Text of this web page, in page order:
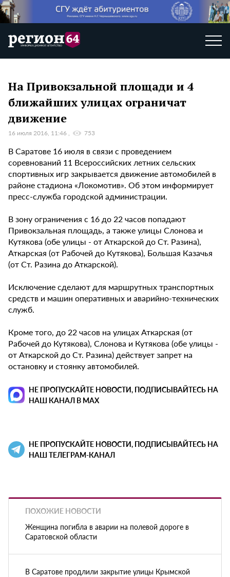
На Привокзальной площади и 4
ближайших улицах ограничат
движение
16 июля 2016, 11:46 753
В Саратове 16 июля в связи с проведением
соревнований 11 Всероссийских летних сельских
спортивных игр закрывается движение автомобилей в
районе стадиона «Локомотив». Об этом информирует
пресс-служба городской администрации.
В зону ограничения с 16 до 22 часов попадают
Привокзальная площадь, а также улицы Слонова и
Кутякова (обе улицы - от Аткарской до Ст. Разина),
Аткарская (от Рабочей до Кутякова), Большая Казачья
(от Ст. Разина до Аткарской).
Исключение сделают для маршрутных транспортных
средств и машин оперативных и аварийно-технических
служб.
Кроме того, до 22 часов на улицах Аткарская (от
Рабочей до Кутякова), Слонова и Кутякова (обе улицы -
от Аткарской до Ст. Разина) действует запрет на
остановку и стоянку автомобилей.
НЕ ПРОПУСКАЙТЕ НОВОСТИ, ПОДПИСЫВАЙТЕСЬ НА
НАШ КАНАЛ В MAX
НЕ ПРОПУСКАЙТЕ НОВОСТИ, ПОДПИСЫВАЙТЕСЬ НА
НАШ ТЕЛЕГРАМ-КАНАЛ
ПОХОЖИЕ НОВОСТИ
Женщина погибла в аварии на полевой дороге в
Саратовской области
В Саратове продлили закрытие улицы Крымской